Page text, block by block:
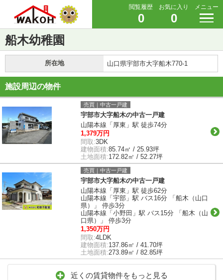
閲覧履歴
0
お気に入り
0
メニュー
船木幼稚園
所在地 山口県宇部市大字船木770-1
施設周辺の物件
売買｜中古一戸建
宇部市大字船木の中古一戸建
山陽本線「厚東」駅 徒歩74分
1,379万円
間取:3DK
建物面積:85.74㎡ / 25.93坪
土地面積:172.82㎡ / 52.27坪
売買｜中古一戸建
宇部市大字船木の中古一戸建
山陽本線「厚東」駅 徒歩62分
山陽本線「宇部」駅 バス16分 「船木（山口
県）」 停歩3分
山陽本線「小野田」駅 バス15分 「船木（山
口県）」 停歩3分
1,350万円
間取:4LDK
建物面積:137.86㎡ / 41.70坪
土地面積:273.89㎡ / 82.85坪
近くの賃貸物件をもっと見る